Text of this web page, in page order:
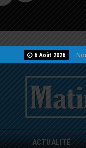
6 Août 2026
ACTUALITÉ